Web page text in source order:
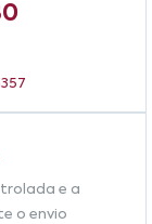
e a
o envio